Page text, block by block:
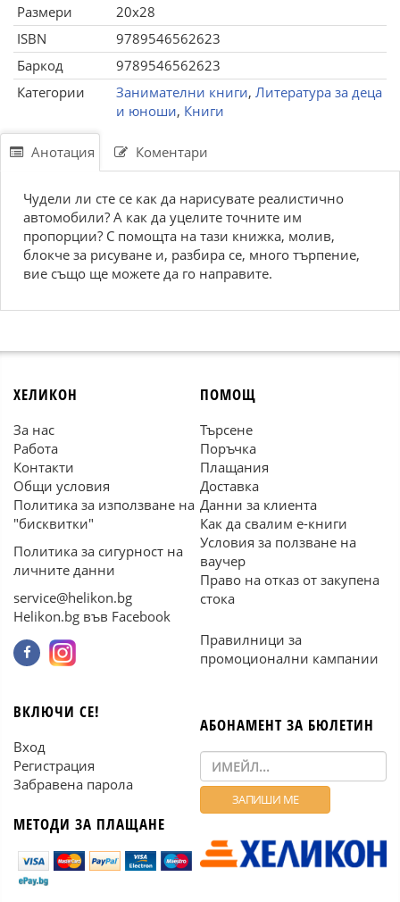
Размери
20x28
ISBN
9789546562623
Баркод
9789546562623
Категории
Занимателни книги, Литература за деца
и юноши, Книги
Анотация Коментари
Чудели ли сте се как да нарисувате реалистично
автомобили? А как да уцелите точните им
пропорции? С помощта на тази книжка, молив,
блокче за рисуване и, разбира се, много търпение,
вие също ще можете да го направите.
ХЕЛИКОН
За нас
Работа
Контакти
Общи условия
Политика за използване на
"бисквитки"
Политика за сигурност на
личните данни
service@helikon.bg
Helikon.bg във Facebook
ПОМОЩ
Търсене
Поръчка
Плащания
Доставка
Данни за клиента
Как да свалим е-книги
Условия за ползване на
ваучер
Право на отказ от закупена
стока
Правилници за
промоционални кампании
ВКЛЮЧИ СЕ!
Вход
Регистрация
Забравена парола
МЕТОДИ ЗА ПЛАЩАНЕ
АБОНАМЕНТ ЗА БЮЛЕТИН